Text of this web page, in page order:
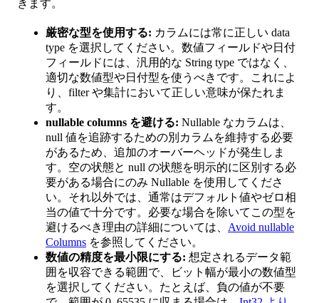
きます。
厳密な型を使用する: カラムには常に正しい data
type を選択してください。数値フィールドや日付
フィールドには、汎用的な String type ではなく、
適切な数値型や日付型を使うべきです。これによ
り、filter や集計において正しい意味が保たれま
す。
nullable columns を避ける: Nullable なカラムは、
null 値を追跡するための別カラムを維持する必要
があるため、追加のオーバーヘッドが発生しま
す。空の状態と null の状態を明示的に区別する必
要がある場合にのみ Nullable を使用してくださ
い。それ以外では、通常はデフォルト値やゼロ相
当の値で十分です。必要な場合を除いてこの型を
避けるべき理由の詳細については、 Avoid nullable
Columns を参照してください。
数値の精度を最小限にする: 想定されるデータ範
囲を収容できる範囲で、ビット幅が最小の数値型
を選択してください。たとえば、負の値が不要